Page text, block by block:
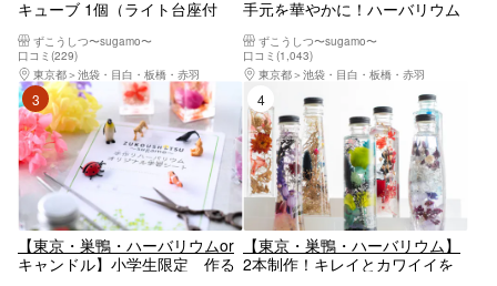
キューブ 1個（ライト台座付
まるハーバリウム
ずこうしつ〜sugamo〜
口コミ(229)
東京都
池袋・目白・板橋・赤羽
手元を華やかに！ハーバリウム
ずこうしつ〜sugamo〜
口コミ(1,043)
東京都
池袋・目白・板橋・赤羽
3位
【東京・巣鴨・ハーバリウムor
キャンドル】小学生限定 作る
4位
【東京・巣鴨・ハーバリウム】
2本制作！キレイとカワイイを